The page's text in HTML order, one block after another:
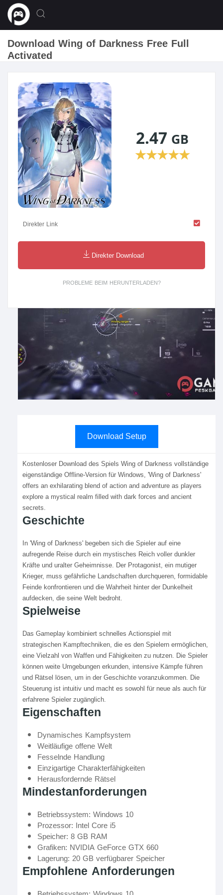
Download Wing of Darkness Free Full
Activated
Download Setup
Kostenloser Download des Spiels Wing of Darkness vollständige
eigenständige Offline-Version für Windows, 'Wing of Darkness'
offers an exhilarating blend of action and adventure as players
explore a mystical realm filled with dark forces and ancient
secrets.
Geschichte
In 'Wing of Darkness' begeben sich die Spieler auf eine
aufregende Reise durch ein mystisches Reich voller dunkler
Kräfte und uralter Geheimnisse. Der Protagonist, ein mutiger
Krieger, muss gefährliche Landschaften durchqueren, formidable
Feinde konfrontieren und die Wahrheit hinter der Dunkelheit
aufdecken, die seine Welt bedroht.
Spielweise
Das Gameplay kombiniert schnelles Actionspiel mit
strategischen Kampftechniken, die es den Spielern ermöglichen,
eine Vielzahl von Waffen und Fähigkeiten zu nutzen. Die Spieler
können weite Umgebungen erkunden, intensive Kämpfe führen
und Rätsel lösen, um in der Geschichte voranzukommen. Die
Steuerung ist intuitiv und macht es sowohl für neue als auch für
erfahrene Spieler zugänglich.
Eigenschaften
Dynamisches Kampfsystem
Weitläufige offene Welt
Fesselnde Handlung
Einzigartige Charakterfähigkeiten
Herausfordernde Rätsel
Mindestanforderungen
Betriebssystem: Windows 10
Prozessor: Intel Core i5
Speicher: 8 GB RAM
Grafiken: NVIDIA GeForce GTX 660
Lagerung: 20 GB verfügbarer Speicher
Empfohlene Anforderungen
2.47 GB
★★★★★
Direkter Link
Direkter Download
PROBLEME BEIM HERUNTERLADEN?